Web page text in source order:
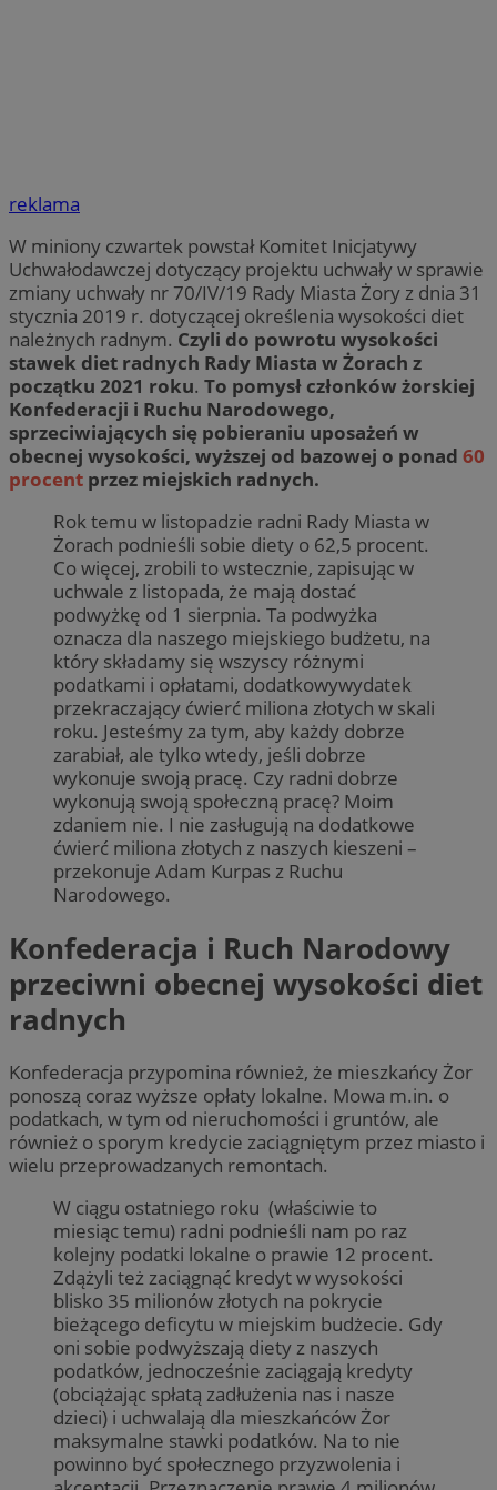
reklama
W miniony czwartek powstał Komitet Inicjatywy
Uchwałodawczej dotyczący projektu uchwały w sprawie
zmiany uchwały nr 70/IV/19 Rady Miasta Żory z dnia 31
stycznia 2019 r. dotyczącej określenia wysokości diet
należnych radnym. Czyli do powrotu wysokości
stawek diet radnych Rady Miasta w Żorach z
początku 2021 roku. To pomysł członków żorskiej
Konfederacji i Ruchu Narodowego,
sprzeciwiających się pobieraniu uposażeń w
obecnej wysokości, wyższej od bazowej o ponad 60
procent przez miejskich radnych.
Rok temu w listopadzie radni Rady Miasta w
Żorach podnieśli sobie diety o 62,5 procent.
Co więcej, zrobili to wstecznie, zapisując w
uchwale z listopada, że mają dostać
podwyżkę od 1 sierpnia. Ta podwyżka
oznacza dla naszego miejskiego budżetu, na
który składamy się wszyscy różnymi
podatkami i opłatami, dodatkowywydatek
przekraczający ćwierć miliona złotych w skali
roku. Jesteśmy za tym, aby każdy dobrze
zarabiał, ale tylko wtedy, jeśli dobrze
wykonuje swoją pracę. Czy radni dobrze
wykonują swoją społeczną pracę? Moim
zdaniem nie. I nie zasługują na dodatkowe
ćwierć miliona złotych z naszych kieszeni –
przekonuje Adam Kurpas z Ruchu
Narodowego.
Konfederacja i Ruch Narodowy
przeciwni obecnej wysokości diet
radnych
Konfederacja przypomina również, że mieszkańcy Żor
ponoszą coraz wyższe opłaty lokalne. Mowa m.in. o
podatkach, w tym od nieruchomości i gruntów, ale
również o sporym kredycie zaciągniętym przez miasto i
wielu przeprowadzanych remontach.
W ciągu ostatniego roku (właściwie to
miesiąc temu) radni podnieśli nam po raz
kolejny podatki lokalne o prawie 12 procent.
Zdążyli też zaciągnąć kredyt w wysokości
blisko 35 milionów złotych na pokrycie
bieżącego deficytu w miejskim budżecie. Gdy
oni sobie podwyższają diety z naszych
podatków, jednocześnie zaciągają kredyty
(obciążając spłatą zadłużenia nas i nasze
dzieci) i uchwalają dla mieszkańców Żor
maksymalne stawki podatków. Na to nie
powinno być społecznego przyzwolenia i